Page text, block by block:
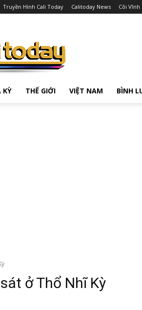
Truyền Hình Cali Today Calitoday News Cõi Vĩnh
KỲ THẾ GIỚI VIỆT NAM BÌNH
ở Thổ Nhĩ Kỳ